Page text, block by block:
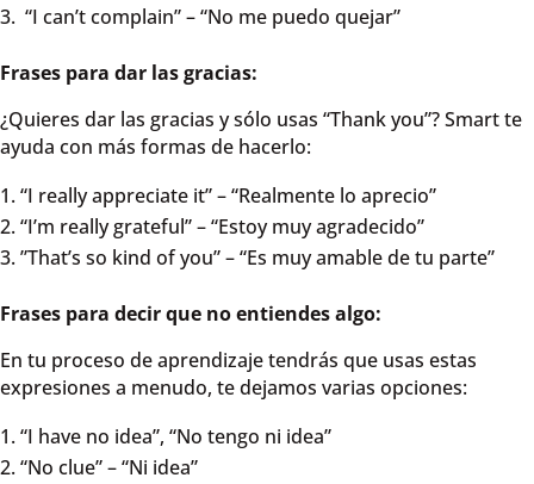
“I can’t complain” – “No me puedo quejar”
Frases para dar las gracias:
¿Quieres dar las gracias y sólo usas “Thank you”? Smart te
ayuda con más formas de hacerlo:
“I really appreciate it” – “Realmente lo aprecio”
“I’m really grateful” – “Estoy muy agradecido”
”That’s so kind of you” – “Es muy amable de tu parte”
Frases para decir que no entiendes algo:
En tu proceso de aprendizaje tendrás que usas estas
expresiones a menudo, te dejamos varias opciones:
“I have no idea”, “No tengo ni idea”
“No clue” – “Ni idea”